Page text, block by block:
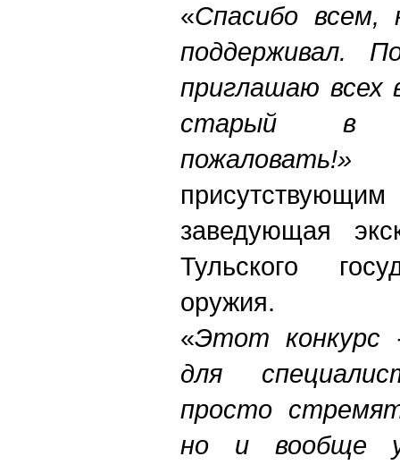
«Спасибо
поддерживал.
приглашаю
старый в
пожаловать!»
заведующая
Тульского
оружия.
«Этот конкурс
для
просто
но и вообще